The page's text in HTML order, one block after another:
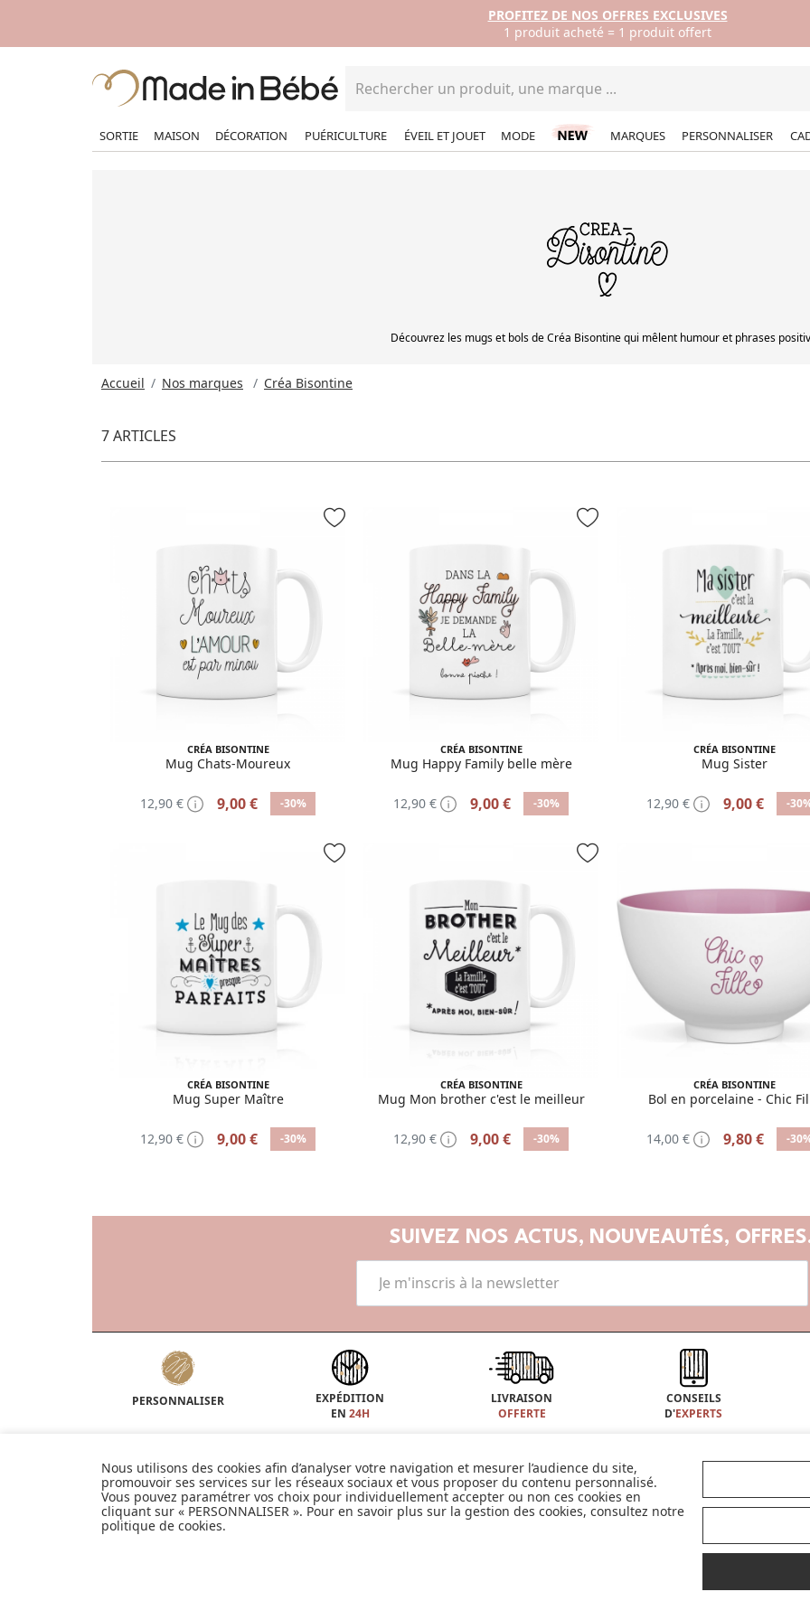
SORTIE MAISON DÉCORATION PUÉRICULTURE ÉVEIL ET JOUET MODE MARQUES PERSONNALISER
Découvrez les mugs et bols de Créa Bisontine qui mêlent humour et phrases
Accueil Nos marques Créa Bisontine
7 ARTICLES
CRÉA BISONTINE
Mug Chats-Moureux
12,90 € 9,00 € -30%
CRÉA BISONTINE
Mug Happy Family belle mère
12,90 € 9,00 € -30%
CRÉA BISONTINE
Mug Sister
12,90 € 9,00 € -
CRÉA BISONTINE
Mug Super Maître
12,90 € 9,00 € -30%
CRÉA BISONTINE
Mug Mon brother c'est le meilleur
12,90 € 9,00 € -30%
CRÉA BISONTINE
Bol en porcelaine - Chic
14,00 € 9,80 € -
SUIVEZ NOS ACTUS, NOUVEAUTÉS,
PERSONNALISER
EXPÉDITION
EN 24H
LIVRAISON
OFFERTE
CONSEILS
D'EXPERTS
INFORMATIONS
Livraison et retours
Paiement sécurisé
Confidentialité
À PROPOS DE MADE IN BÉBÉ
Qui sommes-nous ?
Avis
CONSEILS
Bien choisir son siège auto
Les indispensables selon l'âge de
Nous utilisons des cookies afin d’analyser votre navigation et mesurer l’audience du site,
promouvoir ses services sur les réseaux sociaux et vous proposer du contenu personnalisé.
Vous pouvez paramétrer vos choix pour individuellement accepter ou non ces cookies en
cliquant sur « PERSONNALISER ». Pour en savoir plus sur la gestion des cookies, consultez notre
politique de cookies.